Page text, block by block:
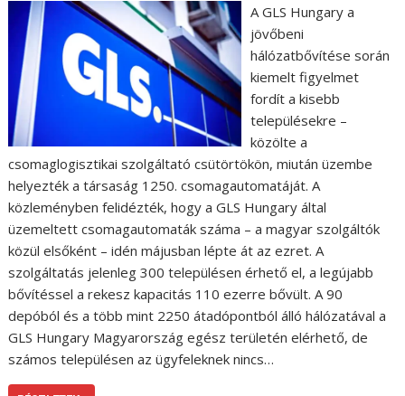
A GLS Hungary a
jövőbeni
hálózatbővítése során
kiemelt figyelmet
fordít a kisebb
településekre –
közölte a
csomaglogisztikai szolgáltató csütörtökön, miután üzembe
helyezték a társaság 1250. csomagautomatáját. A
közleményben felidézték, hogy a GLS Hungary által
üzemeltett csomagautomaták száma – a magyar szolgáltók
közül elsőként – idén májusban lépte át az ezret. A
szolgáltatás jelenleg 300 településen érhető el, a legújabb
bővítéssel a rekesz kapacitás 110 ezerre bővült. A 90
depóból és a több mint 2250 átadópontból álló hálózatával a
GLS Hungary Magyarország egész területén elérhető, de
számos településen az ügyfeleknek nincs…